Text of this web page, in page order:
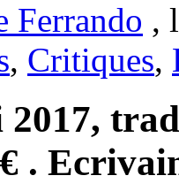
Ferrando ,
, Critiques,
2017,
€ .